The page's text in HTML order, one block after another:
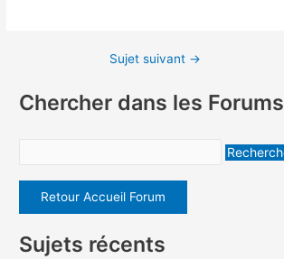
Sujet suivant →
Chercher dans les Forums
Retour Accueil Forum
Sujets récents